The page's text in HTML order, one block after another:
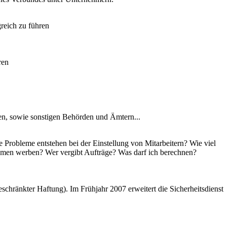
zu führen
sowie sonstigen Behörden und Ämtern...
entstehen bei der Einstellung von Mitarbeitern? Wie viel
werben? Wer vergibt Aufträge? Was darf ich berechnen?
Haftung). Im Frühjahr 2007 erweitert die Sicherheitsdienst